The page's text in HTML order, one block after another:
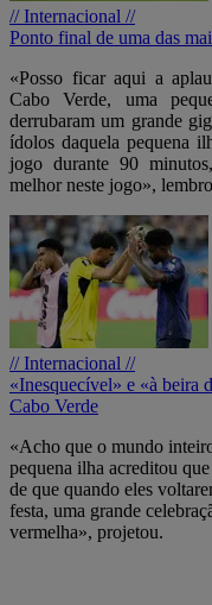
// Internacional //
Ponto final de uma das
«Posso ficar aqui a
Cabo Verde, uma
derrubaram um grande
ídolos daquela pequena
jogo durante 90
melhor neste jogo»,
// Internacional //
«Inesquecível» e «à beira
Cabo Verde
«Acho que o mundo
pequena ilha acreditou
de que quando eles
festa, uma grande
vermelha», projetou.